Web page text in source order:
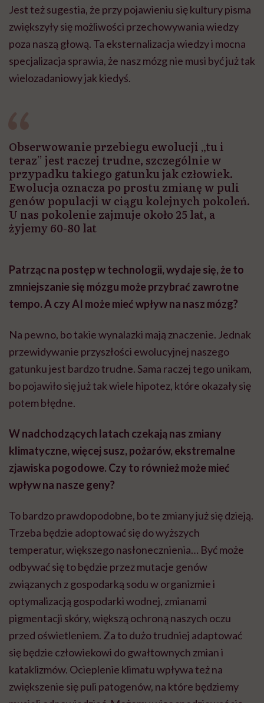
Jest też sugestia, że przy pojawieniu się kultury pisma
zwiększyły się możliwości przechowywania wiedzy
poza naszą głową. Ta eksternalizacja wiedzy i mocna
specjalizacja sprawia, że nasz mózg nie musi być już tak
wielozadaniowy jak kiedyś.
Obserwowanie przebiegu ewolucji „tu i
teraz” jest raczej trudne, szczególnie w
przypadku takiego gatunku jak człowiek.
Ewolucja oznacza po prostu zmianę w puli
genów populacji w ciągu kolejnych pokoleń.
U nas pokolenie zajmuje około 25 lat, a
żyjemy 60-80 lat
Patrząc na postęp w technologii, wydaje się, że to
zmniejszanie się mózgu może przybrać zawrotne
tempo.A czyAI może mieć wpływ na nasz mózg?
Na pewno, bo takie wynalazki mają znaczenie. Jednak
przewidywanie przyszłości ewolucyjnej naszego
gatunku jest bardzo trudne. Sama raczej tego unikam,
bo pojawiło się już tak wiele hipotez, które okazały się
potem błędne.
W nadchodzących latach czekają nas zmiany
klimatyczne, więcej susz, pożarów, ekstremalne
zjawiska pogodowe. Czy to również może mieć
wpływ na nasze geny?
To bardzo prawdopodobne, bo te zmiany już się dzieją.
Trzeba będzie adoptować się do wyższych
temperatur, większego nasłonecznienia… Być może
odbywać się to będzie przez mutacje genów
związanych z gospodarką sodu w organizmie i
optymalizacją gospodarki wodnej, zmianami
pigmentacji skóry, większą ochroną naszych oczu
przed oświetleniem. Za to dużo trudniej adaptować
się będzie człowiekowi do gwałtownych zmian i
kataklizmów. Ocieplenie klimatu wpływa też na
zwiększenie się puli patogenów, na które będziemy